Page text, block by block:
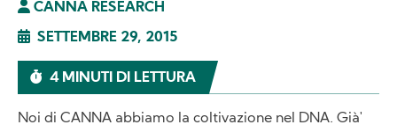
CANNA RESEARCH
SETTEMBRE 29, 2015
4 MINUTI DI LETTURA
Noi di CANNA abbiamo la coltivazione nel DNA. Già'